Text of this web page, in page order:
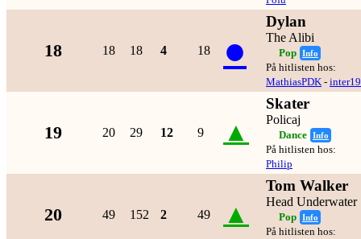
18 18 18 4 18 ●
Dylan
The Alibi
Pop Info
På hitlisten hos:
MathiasPDK -
19 20 29 12 9 ▲
Skater
Policaj
Dance Info
På hitlisten hos:
Philip
20 49 152 2 49 ▲
Tom Walker
Head Underwater
Pop Info
På hitlisten hos: